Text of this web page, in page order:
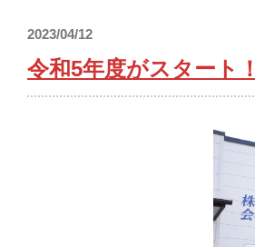
2023/04/12
令和5年度がスタート